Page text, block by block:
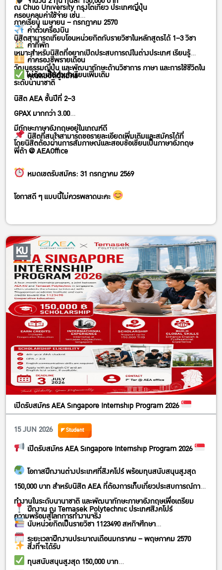
ณ Chuo University กรุงโตเกียว ประเทศญี่ปุ่น
ภาคเรียน เมษายน – กรกฎาคม 2570
ครอบคลุมค่าใช้จ่าย เช่น
ค่าตั๋วเครื่องบิน
ค่าที่พัก
ค่าครองชีพรายเดือน
และ ไม่ต้องเสียค่าเล่าเรียนเพิ่มเติม
นิสิตสามารถเทียบโอนหน่วยกิตกับรายวิชาในหลักสูตรได้ 1–3 วิชา
เหมาะสำหรับนิสิตที่อยากเปิดประสบการณ์ในต่างประเทศ เรียนรู้
วัฒนธรรมญี่ปุ่น และพัฒนาทักษะด้านวิชาการ ภาษา และการใช้ชีวิตใน
ระดับนานาชาติ
คุณสมบัติผู้สมัคร
นิสิต AEA ชั้นปีที่ 2–3
GPAX มากกว่า 3.00
มีทักษะภาษาอังกฤษอยู่ในเกณฑ์ดี
โดยนิสิตต้องผ่านการสัมภาษณ์และสอบข้อเขียนเป็นภาษาอังกฤษ
นิสิตที่สนใจสามารถขอรายละเอียดเพิ่มเติมและสมัครได้ที่
พี่ต้า @ AEAOffice
หมดเขตรับสมัคร: 31 กรกฎาคม 2569
โอกาสดี ๆ แบบนี้ไม่ควรพลาดนะคะ
เปิดรับสมัคร AEA Singapore Internship Program 2026
15 JUN 2026
Student
เปิดรับสมัคร AEA Singapore Internship Program 2026
โอกาสฝึกงานต่างประเทศที่สิงคโปร์ พร้อมทุนสนับสนุนสูงสุด
150,000 บาท สำหรับนิสิต AEA ที่ต้องการเก็บเกี่ยวประสบการณ์การ
ทำงานในระดับนานาชาติ และพัฒนาทักษะภาษาอังกฤษเพื่อเตรียม
ความพร้อมสู่โลกการทำงานจริง
ฝึกงาน ณ Temasek Polytechnic ประเทศสิงคโปร์
นับหน่วยกิตเป็นรายวิชา 1123490 สหกิจศึกษา
ระยะเวลาฝึกงานประมาณเดือนมกราคม – พฤษภาคม 2570
สิ่งที่จะได้รับ
ทุนสนับสนุนสูงสุด 150,000 บาท